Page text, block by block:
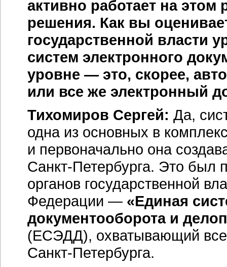
активно работает на
решения. Как вы
государственной власти
систем электронного
уровне — это, скорее,
или все же электронный
Тихомиров Сергей: Да,
одна из основных в
и первоначально она
Санкт-Петербурга. Это был
органов государственной
Федерации — «Единая
документооборота и
(ЕСЭДД), охватывающий все
Санкт-Петербурга.